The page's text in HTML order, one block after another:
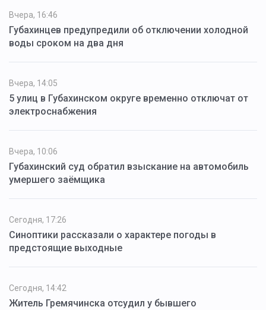
Вчера, 16:46
Губахинцев предупредили об отключении холодной
воды сроком на два дня
Вчера, 14:05
5 улиц в Губахинском округе временно отключат от
электроснабжения
Вчера, 10:06
Губахинский суд обратил взыскание на автомобиль
умершего заёмщика
Сегодня, 17:26
Синоптики рассказали о характере погоды в
предстоящие выходные
Сегодня, 14:42
Житель Гремячинска отсудил у бывшего